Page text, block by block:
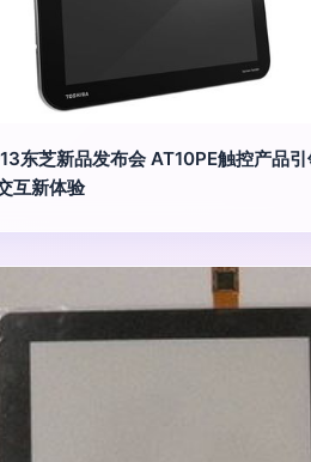
东芝新品发布会 AT10PE触控产品
互新体验